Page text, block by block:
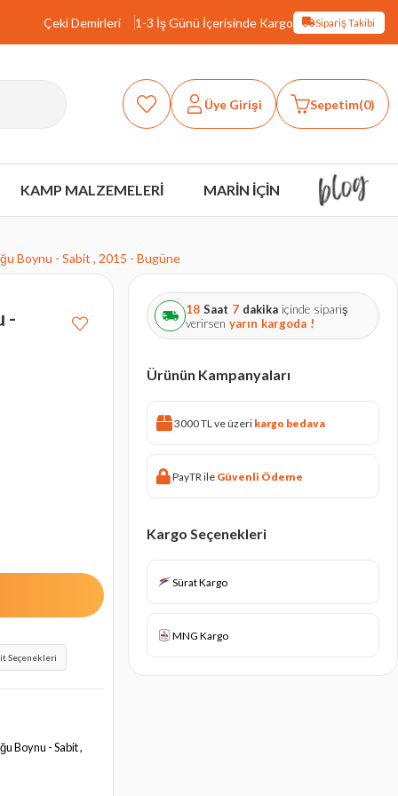
Çeki Demirleri 1-3 İş Günü İçerisinde Kargo Sipariş Takibi
Üye Girişi Sepetim 0
KAMP MALZEMELERİ MARİN İÇİN
Boynu - Sabit , 2015 - Bugüne
-
Seçenekleri
Boynu - Sabit ,
18 Saat 7 dakika içinde sipariş
verirsen yarın kargoda !
Ürünün Kampanyaları
3000 TL ve üzeri kargo bedava
PayTR ile Güvenli Ödeme
Kargo Seçenekleri
Sürat Kargo
MNG Kargo